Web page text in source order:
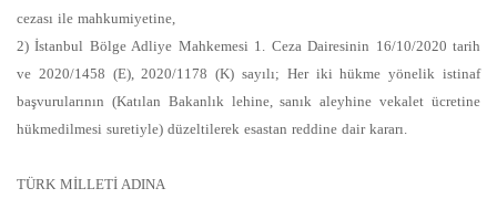
cezası ile mahkumiyetine,
2) İstanbul Bölge Adliye Mahkemesi 1. Ceza Dairesinin 16/10/2020 tarih
ve 2020/1458 (E), 2020/1178 (K) sayılı; Her iki hükme yönelik istinaf
başvurularının (Katılan Bakanlık lehine, sanık aleyhine vekalet ücretine
hükmedilmesi suretiyle) düzeltilerek esastan reddine dair kararı.
TÜRK MİLLETİ ADINA